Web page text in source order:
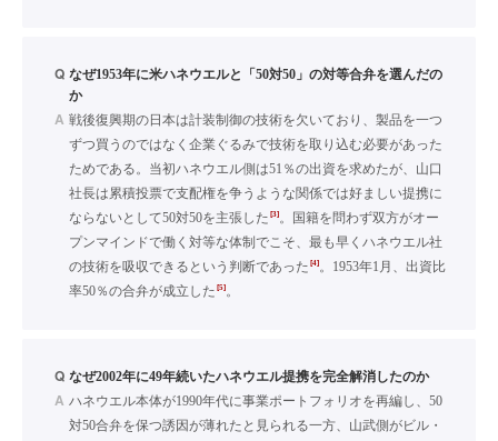
Q なぜ1953年に米ハネウエルと「50対50」の対等合弁を選んだの
か
A 戦後復興期の日本は計装制御の技術を欠いており、製品を一つ
ずつ買うのではなく企業ぐるみで技術を取り込む必要があった
ためである。当初ハネウエル側は51％の出資を求めたが、山口
社長は累積投票で支配権を争うような関係では好ましい提携に
ならないとして50対50を主張した [3]。国籍を問わず双方がオー
プンマインドで働く対等な体制でこそ、最も早くハネウエル社
の技術を吸収できるという判断であった [4]。1953年1月、出資比
率50％の合弁が成立した [5]。
Q なぜ2002年に49年続いたハネウエル提携を完全解消したのか
A ハネウエル本体が1990年代に事業ポートフォリオを再編し、50
対50合弁を保つ誘因が薄れたと見られる一方、山武側がビル・